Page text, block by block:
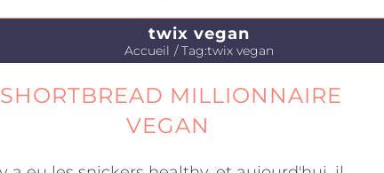
twix vegan
Accueil Tag:twix vegan
SHORTBREAD MILLIONNAIRE
VEGAN